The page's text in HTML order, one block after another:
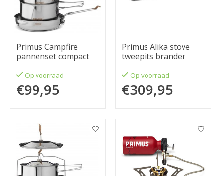
Primus Campfire
pannenset compact
Op voorraad
€99,95
Primus Alika stove
tweepits brander
Op voorraad
€309,95